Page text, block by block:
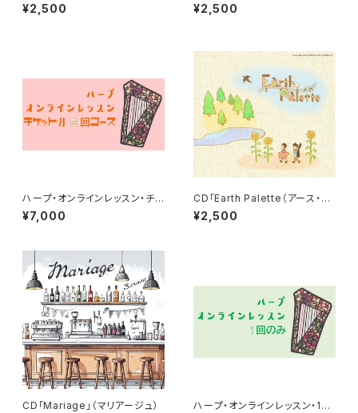
ムジカ）」
¥2,500 ¥2,500
ハープ・オンラインレッスン・チケ
ット月2回コース
¥7,000
CD「Earth Palette（アース・パ
レット）」
¥2,500
CD「Mariage」（マリアージュ）
ハープ・オンラインレッスン・1回